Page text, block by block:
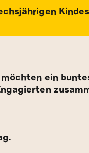
ein